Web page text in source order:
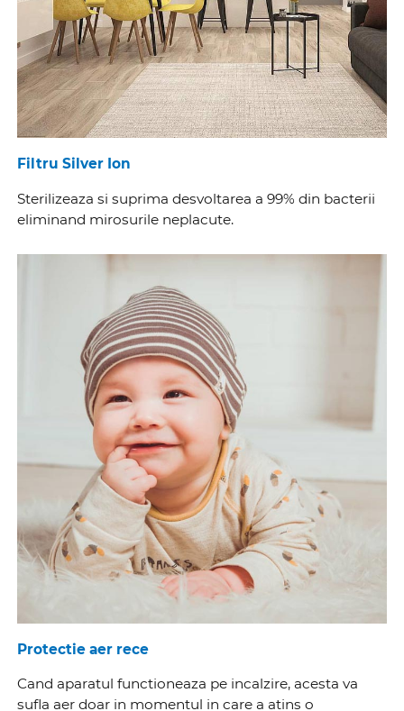
Filtru Silver Ion
Sterilizeaza si suprima desvoltarea a 99% din bacterii
eliminand mirosurile neplacute.
Protectie aer rece
Cand aparatul functioneaza pe incalzire, acesta va
sufla aer doar in momentul in care a atins o